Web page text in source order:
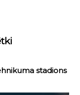
stadions